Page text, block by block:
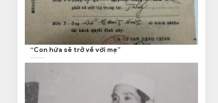
“Con hứa sẽ trở về với mẹ”